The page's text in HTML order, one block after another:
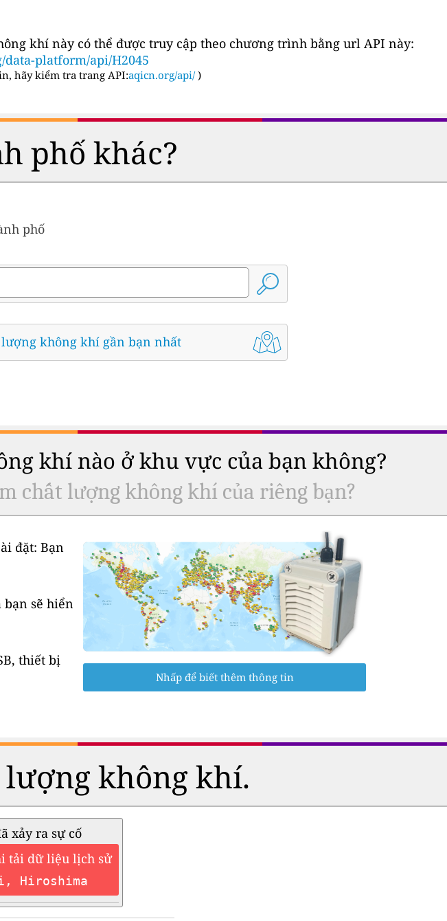
khí này có thể được truy cập theo chương trình bằng url API này:
data-platform/api/H2045
hãy kiểm tra trang API:aqicn.org/api/ )
phố khác?
phố
không khí gần bạn nhất
khí nào ở khu vực của bạn không?
chất lượng không khí của riêng bạn?
đặt: Bạn
sẽ hiển
thiết bị
Nhấp để biết thêm thông tin
không khí.
xảy ra sự cố
tải dữ liệu lịch sử
Hiroshima